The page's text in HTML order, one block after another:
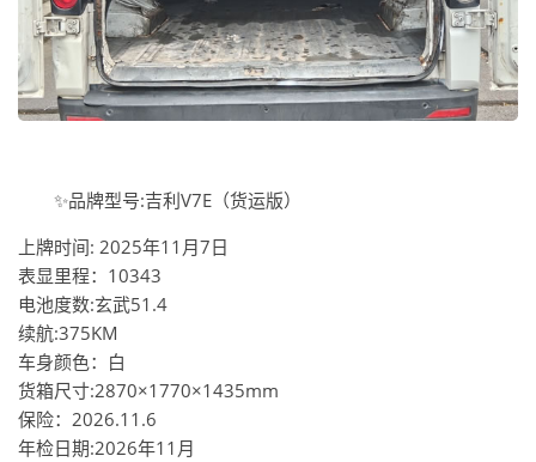
✨品牌型号:吉利V7E（货运版）
上牌时间: 2025年11月7日
表显里程：10343
电池度数:玄武51.4
续航:375KM
车身颜色：白
货箱尺寸:2870×1770×1435mm
保险：2026.11.6
年检日期:2026年11月